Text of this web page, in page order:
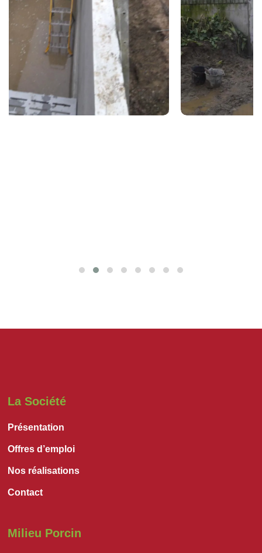
La Société
Présentation
Offres d’emploi
Nos réalisations
Contact
Milieu Porcin